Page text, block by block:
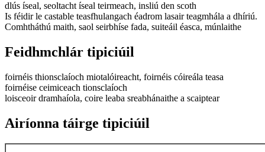
dlús íseal, seoltacht íseal teirmeach, insliú den scoth
Is féidir le castable teasfhulangach éadrom lasair teagmhála a dhíriú.
Comhtháthú maith, saol seirbhíse fada, suiteáil éasca, múnlaithe
Feidhmchlár tipiciúil
foirnéis thionsclaíoch miotalóireacht, foirnéis cóireála teasa
foirnéise ceimiceach tionsclaíoch
loisceoir dramhaíola, coire leaba sreabhánaithe a scaiptear
Airíonna táirge tipiciúil